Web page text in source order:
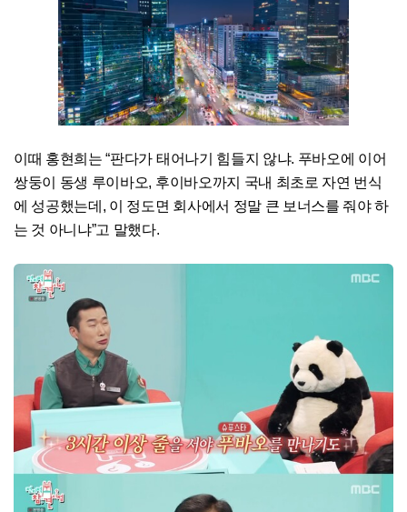
이때 홍현희는 “판다가 태어나기 힘들지 않냐. 푸바오에 이어
쌍둥이 동생 루이바오, 후이바오까지 국내 최초로 자연 번식
에 성공했는데, 이 정도면 회사에서 정말 큰 보너스를 줘야 하
는 것 아니냐”고 말했다.